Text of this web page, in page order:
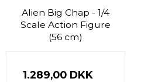
Alien Big Chap - 1/4
Scale Action Figure
(56 cm)
1.289,00 DKK